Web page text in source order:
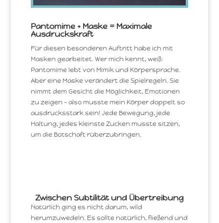
Pantomime + Maske = Maximale
Ausdruckskraft
Für diesen besonderen Auftritt habe ich mit
Masken gearbeitet. Wer mich kennt, weiß:
Pantomime lebt von Mimik und Körpersprache.
Aber eine Maske verändert die Spielregeln. Sie
nimmt dem Gesicht die Möglichkeit, Emotionen
zu zeigen – also musste mein Körper doppelt so
ausdrucksstark sein! Jede Bewegung, jede
Haltung, jedes kleinste Zucken musste sitzen,
um die Botschaft rüberzubringen.
Zwischen Subtilität und Übertreibung
Natürlich ging es nicht darum, wild
herumzuwedeln. Es sollte natürlich, fließend und